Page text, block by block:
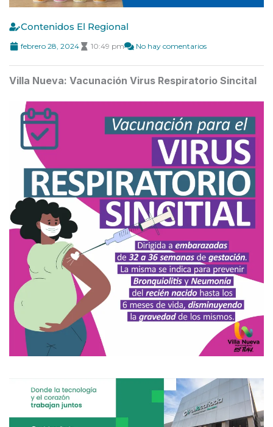
Contenidos El Regional
febrero 28, 2024 10:49 pm No hay comentarios
Villa Nueva: Vacunación Virus Respiratorio Sincital